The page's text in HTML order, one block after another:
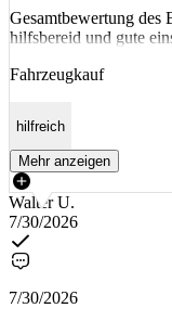
Gesamtbewertung des
hilfsbereid und gute
Fahrzeugkauf
hilfreich
Mehr anzeigen
Walter U.
7/30/2026
7/30/2026